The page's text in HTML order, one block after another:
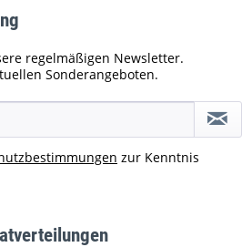
regelmäßigen Newsletter.
Sonderangeboten.
zur Kenntnis